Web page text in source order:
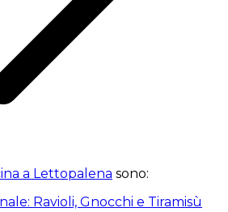
a Lettopalena sono:
Ravioli, Gnocchi e Tiramisù